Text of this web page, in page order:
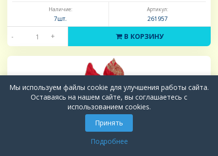
Наличие:
7шт.
Артикул:
261957
- + В КОРЗИНУ
Мы используем файлы cookie для улучшения работы сайта.
Оставаясь на нашем сайте, вы соглашаетесь с
использованием cookies.
Принять
Подробнее